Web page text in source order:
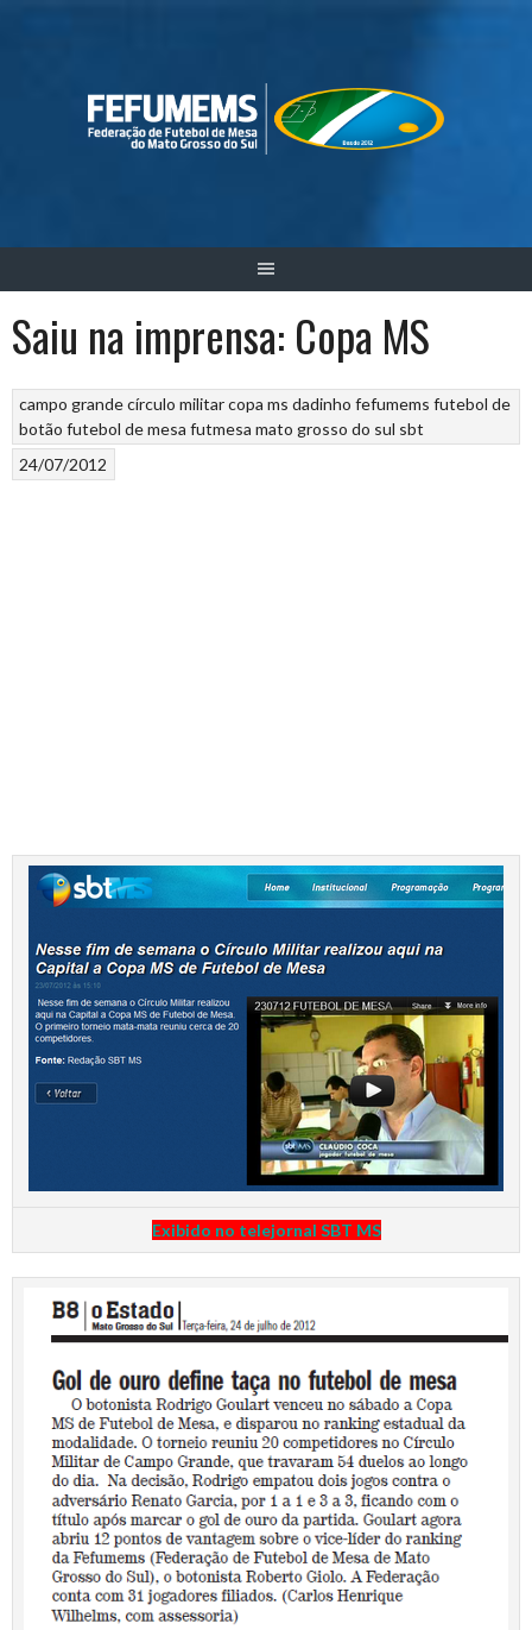
Saiu na imprensa: Copa MS
campo grandecírculo militarcopa ms dadinho fefumems futebol de
botão futebol de mesa futmesa mato grosso do sul sbt
24/07/2012
Exibido no telejornal SBT MS